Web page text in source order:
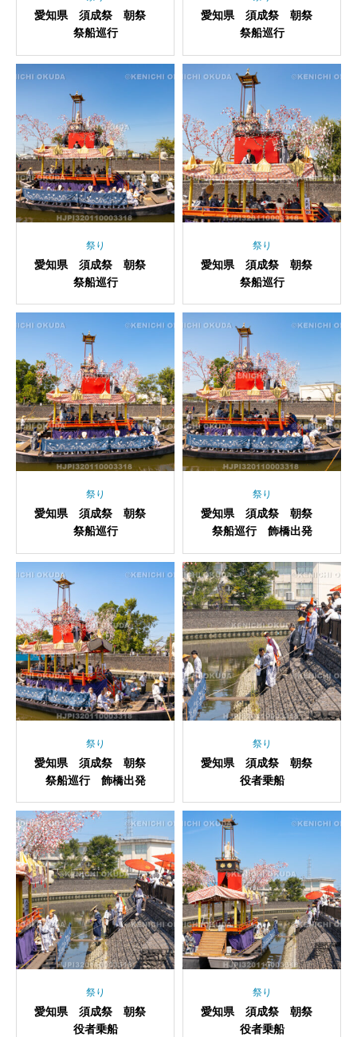
愛知県 須成祭 朝祭
祭船巡行
愛知県 須成祭 朝祭
祭船巡行
祭り
愛知県 須成祭 朝祭
祭船巡行
祭り
愛知県 須成祭 朝祭
祭船巡行
祭り
愛知県 須成祭 朝祭
祭船巡行
祭り
愛知県 須成祭 朝祭
祭船巡行 飾橋出発
祭り
愛知県 須成祭 朝祭
祭船巡行 飾橋出発
祭り
愛知県 須成祭 朝祭
役者乗船
祭り
愛知県 須成祭 朝祭
役者乗船
祭り
愛知県 須成祭 朝祭
役者乗船